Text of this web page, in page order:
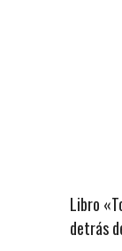
Libro
detrás